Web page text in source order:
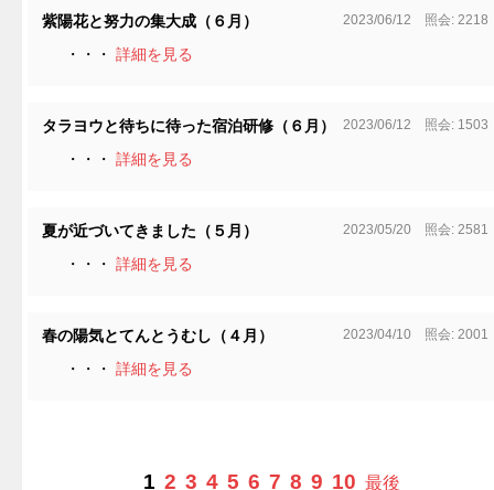
紫陽花と努力の集大成（６月） 2023/06/12 照会: 2218
・・・ 詳細を見る
タラヨウと待ちに待った宿泊研修（６月） 2023/06/12 照会: 1503
・・・ 詳細を見る
夏が近づいてきました（５月） 2023/05/20 照会: 2581
・・・ 詳細を見る
春の陽気とてんとうむし（４月） 2023/04/10 照会: 2001
・・・ 詳細を見る
1 2 3 4 5 6 7 8 9 10 最後